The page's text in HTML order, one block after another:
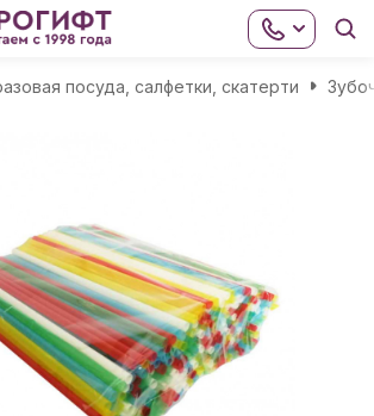
посуда, салфетки, скатерти